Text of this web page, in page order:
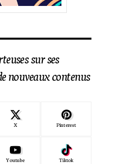
sur ses
nouveaux contenus
X Pinterest
Youtube Tiktok